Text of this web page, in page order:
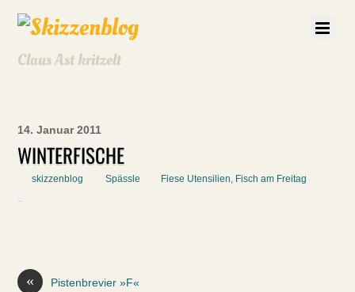
Claus Ast kritzelt
14. Januar 2011
WINTERFISCHE
skizzenblog Spässle Fiese Utensilien, Fisch am Freitag
« Pistenbrevier »F«